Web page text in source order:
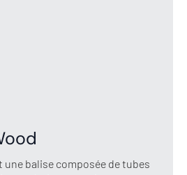
une balise composée de tubes